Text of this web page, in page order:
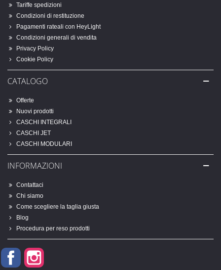
Tariffe spedizioni
Condizioni di restituzione
Pagamenti rateali con HeyLight
Condizioni generali di vendita
Privacy Policy
Cookie Policy
CATALOGO
Offerte
Nuovi prodotti
CASCHI INTEGRALI
CASCHI JET
CASCHI MODULARI
INFORMAZIONI
Contattaci
Chi siamo
Come scegliere la taglia giusta
Blog
Procedura per reso prodotti
Facebook